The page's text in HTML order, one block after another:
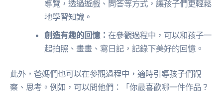
導覽，透過遊戲、問答等方式，讓孩子們更輕鬆
地學習知識。
創造有趣的回憶：在參觀過程中，可以和孩子一
起拍照、畫畫、寫日記，記錄下美好的回憶。
此外，爸媽們也可以在參觀過程中，適時引導孩子們觀
察、思考。例如，可以問他們：「你最喜歡哪一件作品？